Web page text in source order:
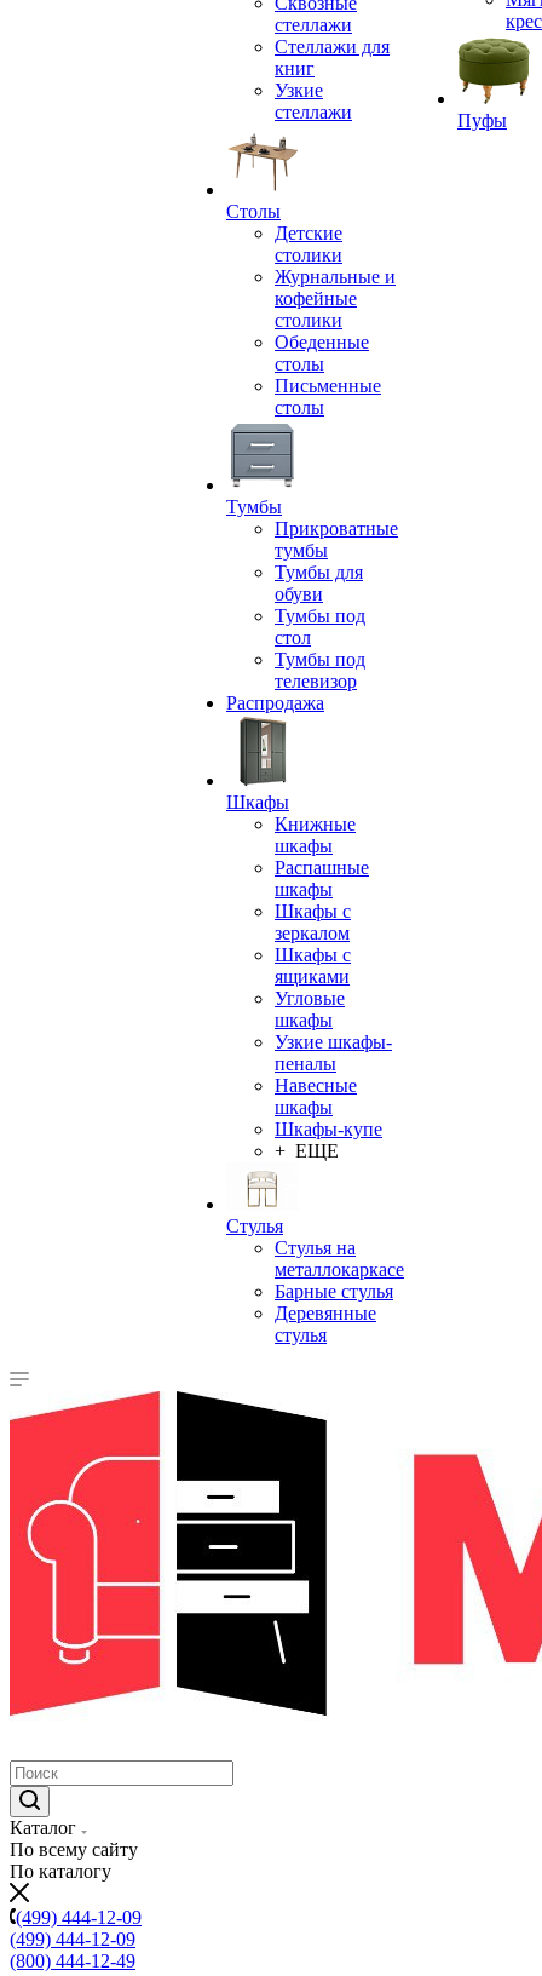
стеллажи
Стеллажи для
книг
Узкие
стеллажи
Столы
Детские
столики
Журнальные и
кофейные
столики
Обеденные
столы
Письменные
столы
Тумбы
Прикроватные
тумбы
Тумбы для
обуви
Тумбы под
стол
Тумбы под
телевизор
Распродажа
Шкафы
Книжные
шкафы
Распашные
шкафы
Шкафы с
зеркалом
Шкафы с
ящиками
Угловые
шкафы
Узкие шкафы-
пеналы
Навесные
шкафы
Шкафы-купе
+ ЕЩЕ
Стулья
Стулья на
металлокаркасе
Барные стулья
Деревянные
стулья
Пуфы
Каталог
По всему сайту
По каталогу
(499) 444-12-09
(499) 444-12-09
(800) 444-12-49